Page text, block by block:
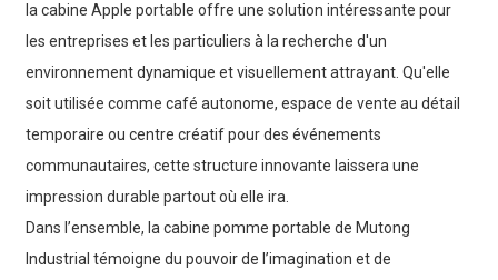
la cabine Apple portable offre une solution intéressante pour
les entreprises et les particuliers à la recherche d'un
environnement dynamique et visuellement attrayant. Qu'elle
soit utilisée comme café autonome, espace de vente au détail
temporaire ou centre créatif pour des événements
communautaires, cette structure innovante laissera une
impression durable partout où elle ira.
Dans l’ensemble, la cabine pomme portable de Mutong
Industrial témoigne du pouvoir de l’imagination et de